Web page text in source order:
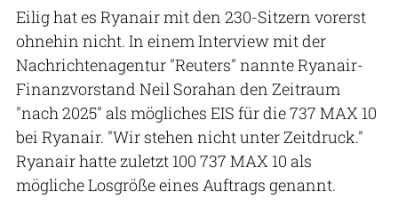
Eilig hat es Ryanair mit den 230-Sitzern vorerst
ohnehin nicht. In einem Interview mit der
Nachrichtenagentur "Reuters" nannte Ryanair-
Finanzvorstand Neil Sorahan den Zeitraum
"nach 2025" als mögliches EIS für die 737 MAX 10
bei Ryanair. "Wir stehen nicht unter Zeitdruck."
Ryanair hatte zuletzt 100 737 MAX 10 als
mögliche Losgröße eines Auftrags genannt.